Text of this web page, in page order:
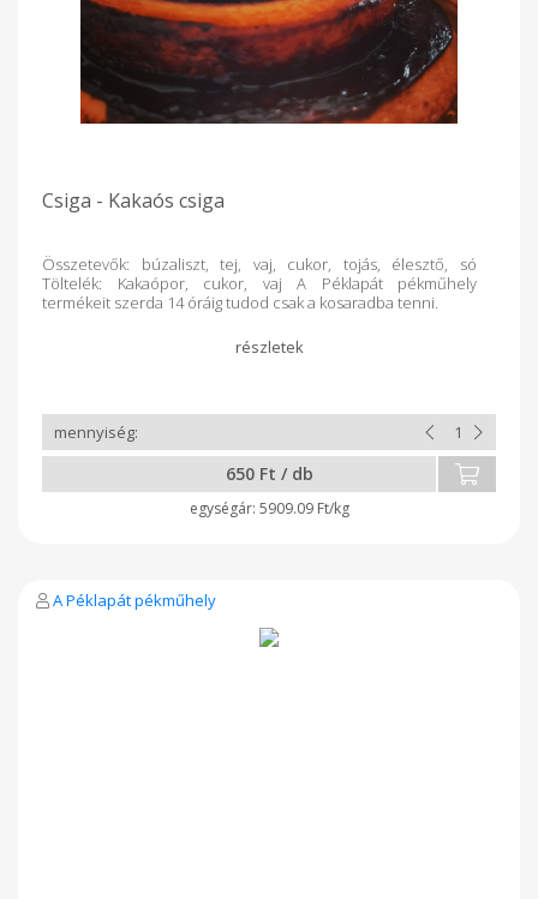
Csiga - Kakaós csiga
Összetevők: búzaliszt, tej, vaj, cukor, tojás, élesztő, só
Töltelék: Kakaópor, cukor, vaj A Péklapát pékműhely
termékeit szerda 14 óráig tudod csak a kosaradba tenni.
650 Ft / db
5909.09 Ft/kg
A Péklapát pékműhely